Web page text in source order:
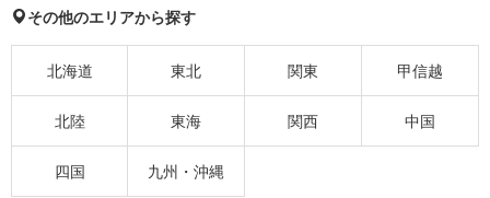
その他のエリアから探す
北海道 東北 関東 甲信越
北陸 東海 関西 中国
四国 九州・沖縄